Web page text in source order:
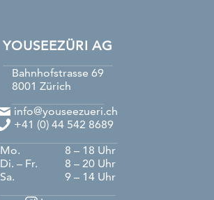
YOUSEEZÜRI AG
Bahnhofstrasse 69
8001 Zürich
info@youseezueri.ch
+41 (0) 44 542 8689
Mo.
8 – 18 Uhr
Di. – Fr.
8 – 20 Uhr
Sa.
9 – 14 Uhr